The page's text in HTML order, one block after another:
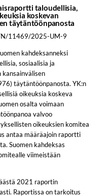
taloudellisia,
koskevan
täytäntöönpanosta
11469/2025-UM-9
kahdeksanneksi
sosiaalisia ja
täytäntöönpanosta. YK:n
oikeuksia koskeva
osalta voimaan
valvoo
oikeuksien komitea
antaa määräajoin raportti
Suomen kahdeksas
viimeistään
2021 raportin
Raportissa on tarkoitus